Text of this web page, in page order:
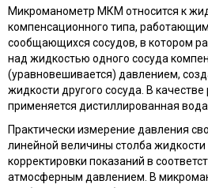
Микроманометр МКМ относится к
компенсационного типа,
сообщающихся сосудов, в котором
над жидкостью одного сосуда
(уравновешивается) давлением,
жидкости другого сосуда. В
применяется дистиллированная
Практически измерение давления
линейной величины столба жидкости
корректировки показаний в
атмосферным давлением. В